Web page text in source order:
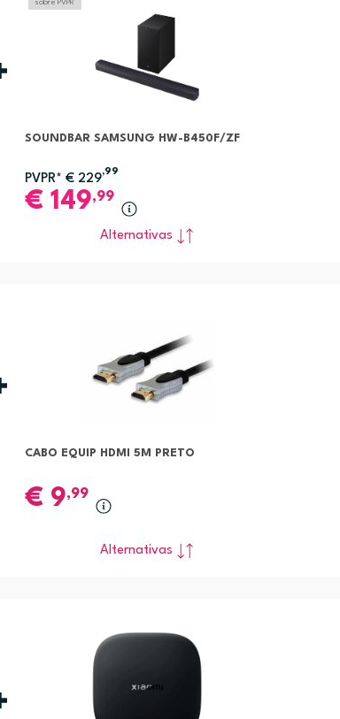
sobre PVPR
SOUNDBAR SAMSUNG HW-B450F/ZF
PVPR* € 229
,99
€ 149,99
Alternativas
CABO EQUIP HDMI 5M PRETO
€ 9,99
Alternativas